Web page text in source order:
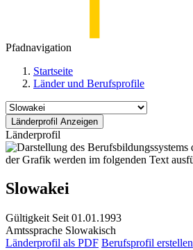
Pfadnavigation
Startseite
Länder und Berufsprofile
Länderprofil
Slowakei
Gültigkeit Seit 01.01.1993
Amtssprache Slowakisch
Länderprofil als PDF Berufsprofil erstellen